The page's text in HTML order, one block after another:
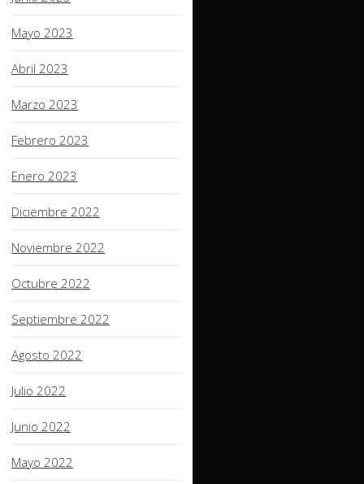
Mayo 2023
Abril 2023
Marzo 2023
Febrero 2023
Enero 2023
Diciembre 2022
Noviembre 2022
Octubre 2022
Septiembre 2022
Agosto 2022
Julio 2022
Junio 2022
Mayo 2022